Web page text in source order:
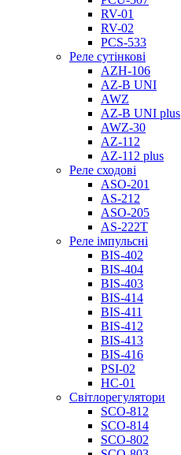
RV-01
RV-02
PCS-533
Реле сутінкові
AZH-106
AZ-B UNI
AWZ
AZ-B UNI plus
AWZ-30
AZ-112
AZ-112 plus
Реле сходові
ASO-201
AS-212
ASO-205
AS-222T
Реле імпульсні
BIS-402
BIS-404
BIS-403
BIS-414
BIS-411
BIS-412
BIS-413
BIS-416
PSI-02
НС-01
Світлорегулятори
SCO-812
SCO-814
SCO-802